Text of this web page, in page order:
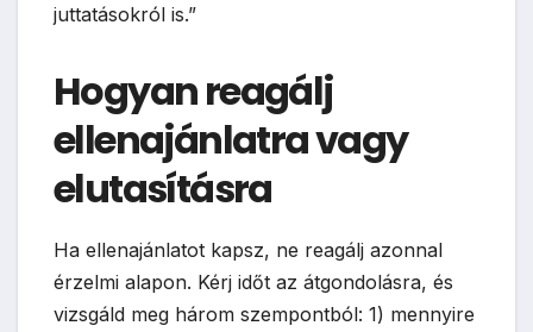
juttatásokról is.”
Hogyan reagálj
ellenajánlatra vagy
elutasításra
Ha ellenajánlatot kapsz, ne reagálj azonnal
érzelmi alapon. Kérj időt az átgondolásra, és
vizsgáld meg három szempontból: 1) mennyire